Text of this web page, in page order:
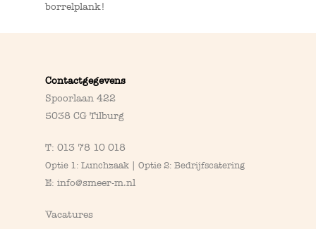
borrelplank!
Contactgegevens
Spoorlaan 422
5038 CG Tilburg
T: 013 78 10 018
Optie 1: Lunchzaak | Optie 2: Bedrijfscatering
E: info@smeer-m.nl
Vacatures